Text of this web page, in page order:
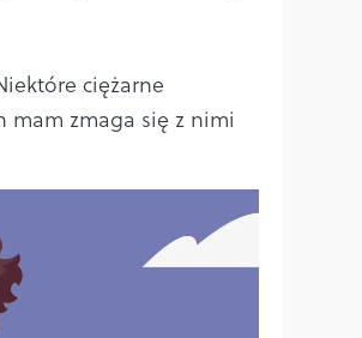
ciężarne
mam zmaga się z nimi